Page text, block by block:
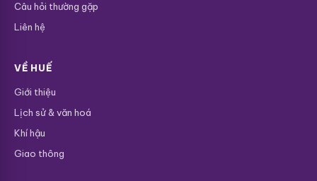
Câu hỏi thường gặp
Liên hệ
VỀ HUẾ
Giới thiệu
Lịch sử & văn hoá
Khí hậu
Giao thông